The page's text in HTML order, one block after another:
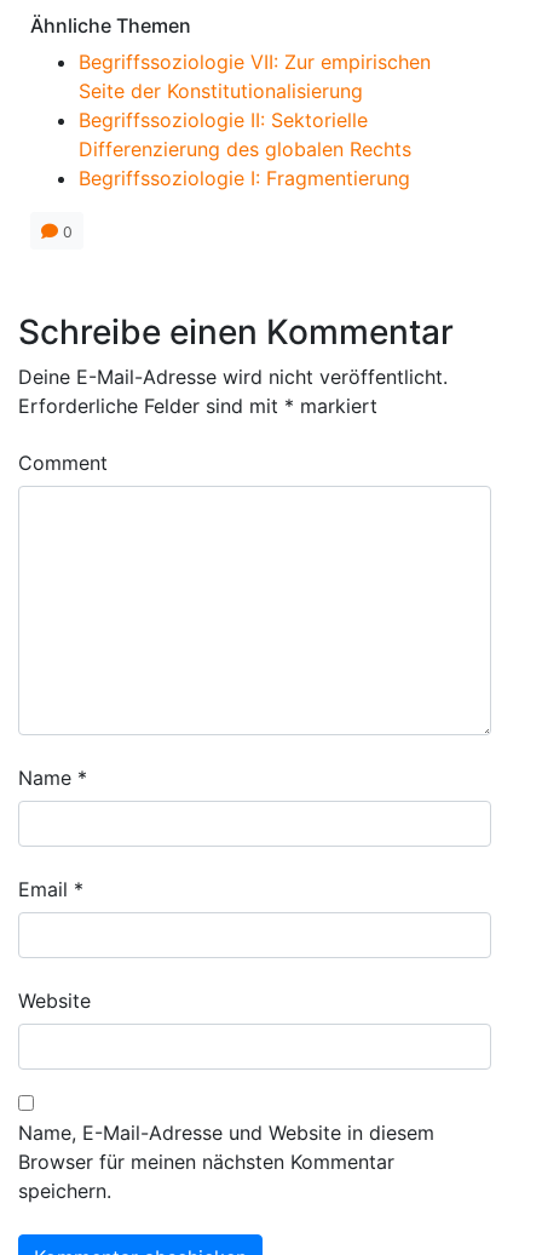
Ähnliche Themen
Begriffssoziologie VII: Zur empirischen
Seite der Konstitutionalisierung
Begriffssoziologie II: Sektorielle
Differenzierung des globalen Rechts
Begriffssoziologie I: Fragmentierung
0
Schreibe einen Kommentar
Deine E-Mail-Adresse wird nicht veröffentlicht.
Erforderliche Felder sind mit * markiert
Comment
Name *
Email *
Website
Name, E-Mail-Adresse und Website in diesem
Browser für meinen nächsten Kommentar
speichern.